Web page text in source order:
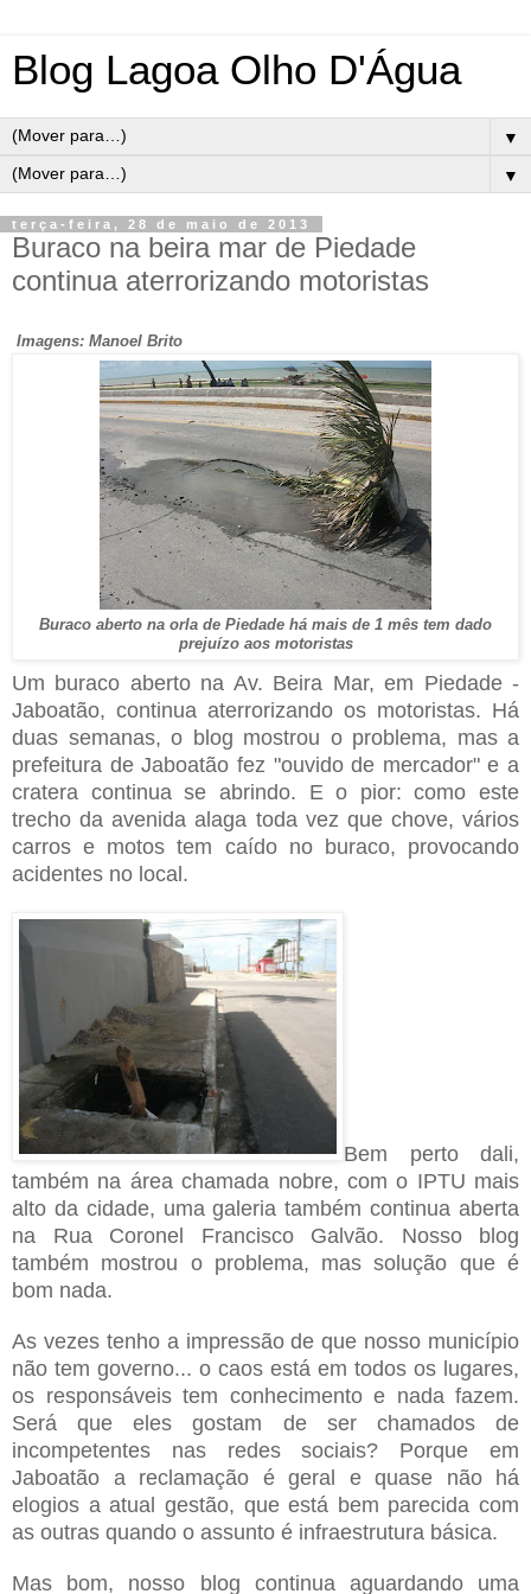
Blog Lagoa Olho D'Água
▼
▼
terça-feira, 28 de maio de 2013
Buraco na beira mar de Piedade
continua aterrorizando motoristas
Imagens: Manoel Brito
Buraco aberto na orla de Piedade há mais de 1 mês tem dado
prejuízo aos motoristas
Um buraco aberto na Av. Beira Mar, em Piedade -
Jaboatão, continua aterrorizando os motoristas. Há
duas semanas, o blog mostrou o problema, mas a
prefeitura de Jaboatão fez "ouvido de mercador" e a
cratera continua se abrindo. E o pior: como este
trecho da avenida alaga toda vez que chove, vários
carros e motos tem caído no buraco, provocando
acidentes no local.
Bem perto dali,
também na área chamada nobre, com o IPTU mais
alto da cidade, uma galeria também continua aberta
na Rua Coronel Francisco Galvão. Nosso blog
também mostrou o problema, mas solução que é
bom nada.
As vezes tenho a impressão de que nosso município
não tem governo... o caos está em todos os lugares,
os responsáveis tem conhecimento e nada fazem.
Será que eles gostam de ser chamados de
incompetentes nas redes sociais? Porque em
Jaboatão a reclamação é geral e quase não há
elogios a atual gestão, que está bem parecida com
as outras quando o assunto é infraestrutura básica.
Mas bom, nosso blog continua aguardando uma